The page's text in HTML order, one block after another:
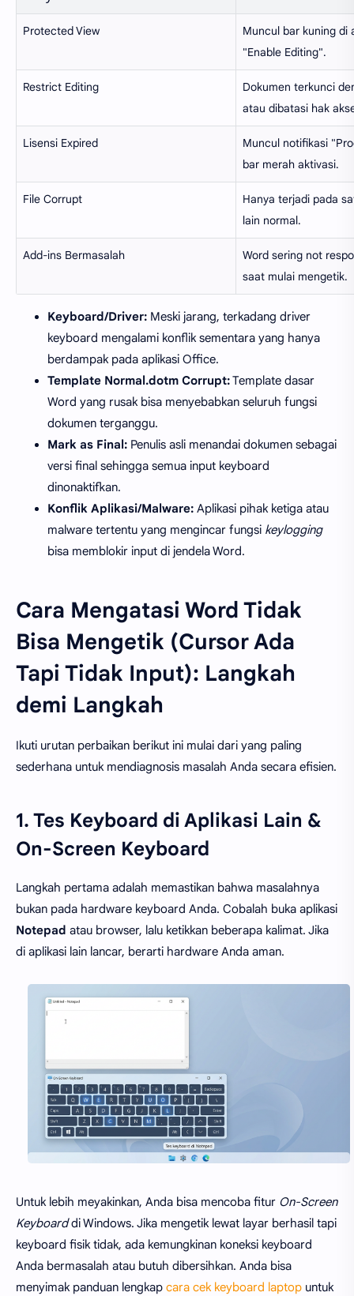
Protected View
Muncul bar kuning di
"Enable Editing".
Restrict Editing
Dokumen terkunci
atau dibatasi hak
Lisensi Expired
Muncul notifikasi
bar merah aktivasi.
File Corrupt
Hanya terjadi pada
lain normal.
Add-ins Bermasalah
Word sering not
saat mulai mengetik.
Keyboard/Driver: Meski jarang, terkadang driver
keyboard mengalami konflik sementara yang hanya
berdampak pada aplikasi Office.
Template Normal.dotm Corrupt:Template dasar
Word yang rusak bisa menyebabkan seluruh fungsi
dokumen terganggu.
Mark as Final: Penulis asli menandai dokumen sebagai
versi final sehingga semua input keyboard
dinonaktifkan.
Konflik Aplikasi/Malware: Aplikasi pihak ketiga atau
malware tertentu yang mengincar fungsi keylogging
bisa memblokir input di jendela Word.
Cara Mengatasi Word Tidak
Bisa Mengetik (Cursor Ada
Tapi Tidak Input): Langkah
demi Langkah
Ikuti urutan perbaikan berikut ini mulai dari yang paling
sederhana untuk mendiagnosis masalah Anda secara efisien.
1. Tes Keyboard di Aplikasi Lain &
On-Screen Keyboard
Langkah pertama adalah memastikan bahwa masalahnya
bukan pada hardware keyboard Anda. Cobalah buka aplikasi
Notepad atau browser, lalu ketikkan beberapa kalimat. Jika
di aplikasi lain lancar, berarti hardware Anda aman.
Untuk lebih meyakinkan, Anda bisa mencoba fitur On-Screen
Keyboarddi Windows. Jika mengetik lewat layar berhasil tapi
keyboard fisik tidak, ada kemungkinan koneksi keyboard
Anda bermasalah atau butuh dibersihkan. Anda bisa
menyimak panduan lengkap cara cek keyboard laptop untuk